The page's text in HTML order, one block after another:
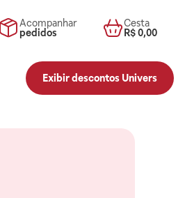
Acompanhar
pedidos
Cesta
R$ 0,00
Exibir descontos Univers